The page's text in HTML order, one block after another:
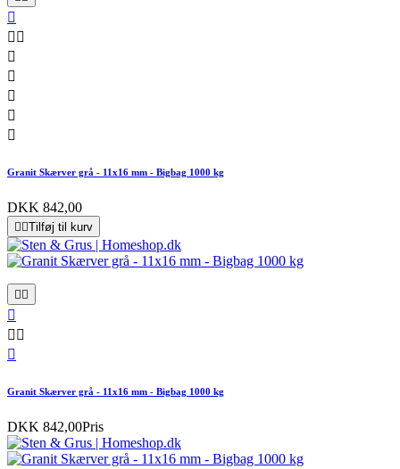

 





Granit Skærver grå - 11x16 mm - Bigbag 1000 kg
DKK 842,00
 Tilføj til kurv
 

 

Granit Skærver grå - 11x16 mm - Bigbag 1000 kg
DKK 842,00Pris